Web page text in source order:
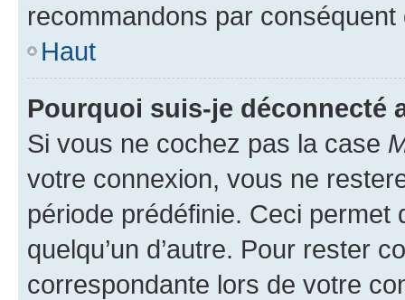
recommandons par conséquent
Haut
Pourquoi suis-je déconnecté
Si vous ne cochez pas la case
votre connexion, vous ne
période prédéfinie. Ceci permet
quelqu’un d’autre. Pour rester
correspondante lors de votre